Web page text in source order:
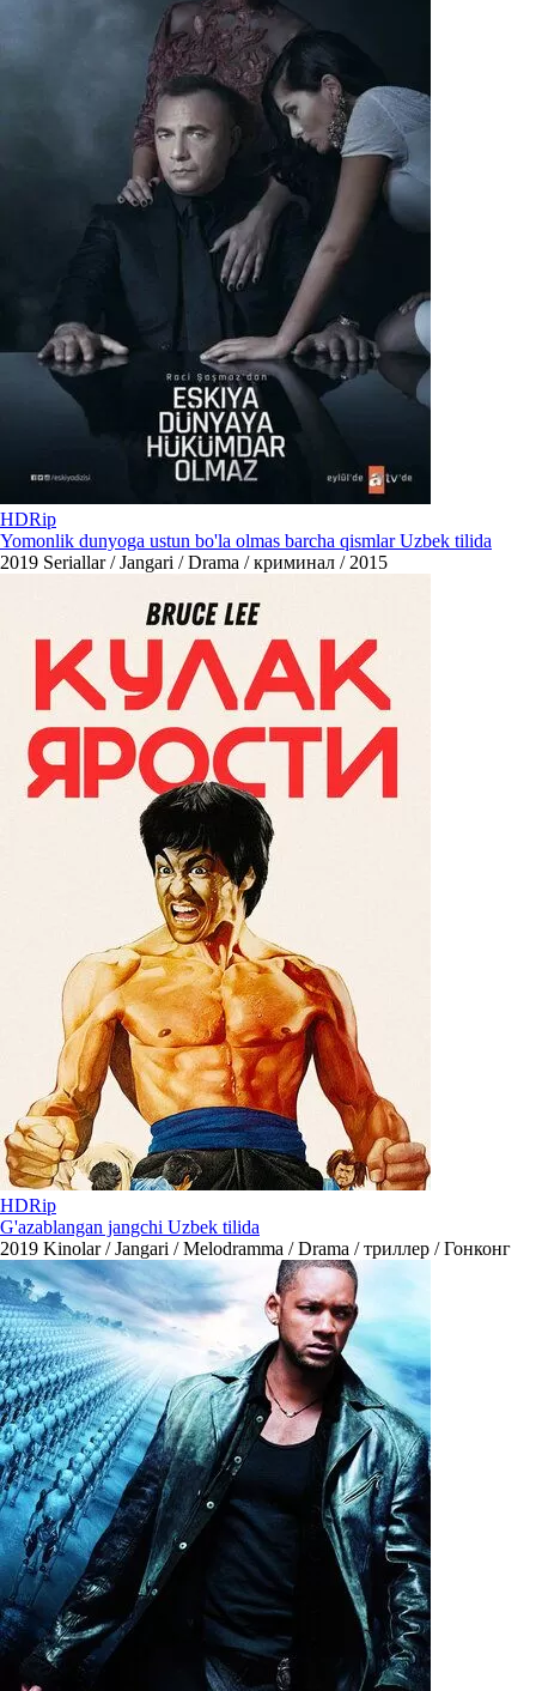
HDRip
Yomonlik dunyoga ustun bo'la olmas barcha qismlar Uzbek tilida
2019 Seriallar / Jangari / Drama / криминал / 2015
HDRip
G'azablangan jangchi Uzbek tilida
2019 Kinolar / Jangari / Melodramma / Drama / триллер / Гонконг